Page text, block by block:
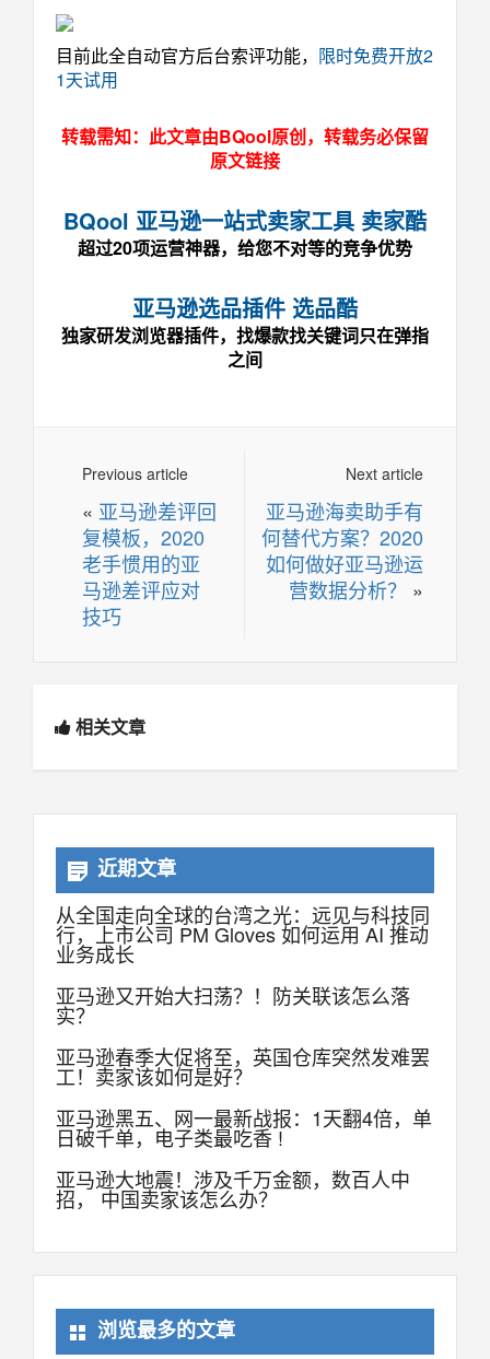
目前此全自动官方后台索评功能， 限时免费开放2
1天试用
转载需知：此文章由BQool原创，转载务必保留
原文链接
BQool 亚马逊一站式卖家工具 卖家酷
超过20项运营神器，给您不对等的竞争优势
亚马逊选品插件 选品酷
独家研发浏览器插件，找爆款找关键词只在弹指
之间
Next article
亚马逊海卖助手有
何替代方案？2020
如何做好亚马逊运
营数据分析？ »
Previous article
« 亚马逊差评回
复模板，2020
老手惯用的亚
马逊差评应对
技巧
相关文章
近期文章
从全国走向全球的台湾之光：远见与科技同
行，上市公司 PM Gloves 如何运用 AI 推动
业务成长
亚马逊又开始大扫荡？！防关联该怎么落
实？
亚马逊春季大促将至，英国仓库突然发难罢
工！卖家该如何是好？
亚马逊黑五、网一最新战报：1天翻4倍，单
日破千单，电子类最吃香 !
亚马逊大地震！涉及千万金额，数百人中
招， 中国卖家该怎么办？
浏览最多的文章